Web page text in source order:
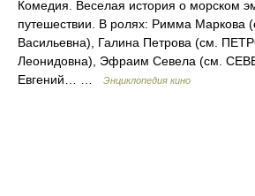
Комедия. Веселая история о морском
путешествии. В ролях: Римма
Васильевна), Галина Петрова (см.
Леонидовна), Эфраим Севела (см.
Евгений… …
Энциклопедия кино